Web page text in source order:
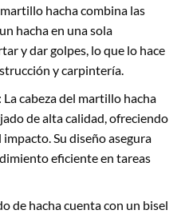
hacha combina las
hacha en una sola
y dar golpes, lo que lo hace
y carpintería.
La cabeza del martillo hacha
de alta calidad, ofreciendo
Su diseño asegura
eficiente en tareas
de hacha cuenta con un bisel